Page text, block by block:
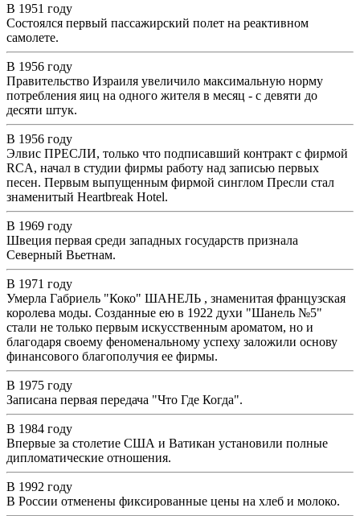
В 1951 году
Состоялся первый пассажирский полет на реактивном
самолете.
В 1956 году
Правительство Израиля увеличило максимальную норму
потребления яиц на одного жителя в месяц - с девяти до
десяти штук.
В 1956 году
Элвис ПРЕСЛИ, только что подписавший контракт с фирмой
RCA, начал в студии фирмы работу над записью первых
песен. Первым выпущенным фирмой синглом Пресли стал
знаменитый Heartbreak Hotel.
В 1969 году
Швеция первая среди западных государств признала
Северный Вьетнам.
В 1971 году
Умерла Габриель "Коко" ШАНЕЛЬ , знаменитая французская
королева моды. Созданные ею в 1922 духи "Шанель №5"
стали не только первым искусственным ароматом, но и
благодаря своему феноменальному успеху заложили основу
финансового благополучия ее фирмы.
В 1975 году
Записана первая передача "Что Где Когда".
В 1984 году
Впервые за столетие США и Ватикан установили полные
дипломатические отношения.
В 1992 году
В России отменены фиксированные цены на хлеб и молоко.